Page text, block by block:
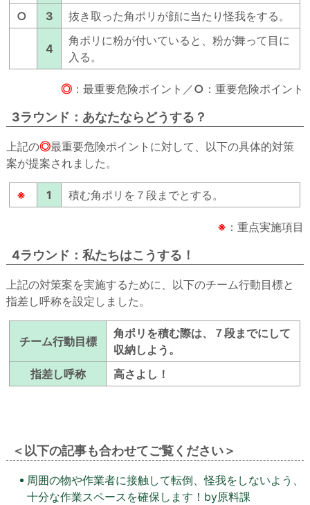
○
3 抜き取った角ポリが顔に当たり怪我をする。
4
角ポリに粉が付いていると、粉が舞って目に
入る。
◎ ：最重要危険ポイント／○ ：重要危険ポイント
3ラウンド：あなたならどうする？
上記の◎最重要危険ポイントに対して、以下の具体的対策
案が提案されました。
※ 1 積む角ポリを７段までとする。
※ ：重点実施項目
4ラウンド：私たちはこうする！
上記の対策案を実施するために、以下のチーム行動目標と
指差し呼称を設定しました。
チーム行動目標
角ポリを積む際は、７段までにして
収納しよう。
指差し呼称
高さよし！
＜以下の記事も合わせてご覧ください＞
周囲の物や作業者に接触して転倒、怪我をしないよう、
十分な作業スペースを確保します！by原料課